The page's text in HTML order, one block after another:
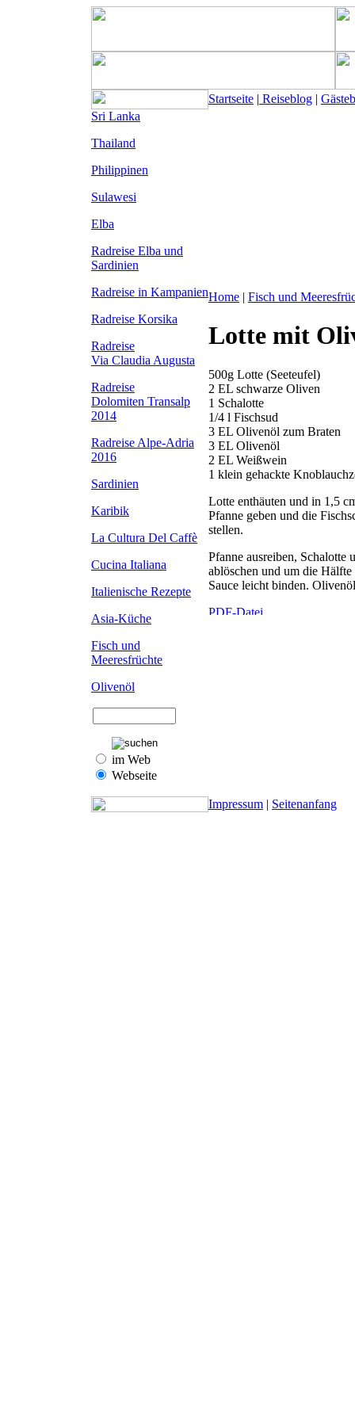
Startseite | Reiseblog |
Sri Lanka
Thailand
Philippinen
Sulawesi
Elba
Radreise Elba und
Sardinien
Radreise in Kampanien
Radreise Korsika
Radreise
Via Claudia Augusta
Radreise
Dolomiten Transalp
2014
Radreise Alpe-Adria
2016
Sardinien
Karibik
La Cultura Del Caffè
Cucina Italiana
Italienische Rezepte
Asia-Küche
Fisch und
Meeresfrüchte
Olivenöl
im Web
Webseite
Home | Fisch und
Lotte mit
500g Lotte (Seeteufel)
2 EL schwarze Oliven
1 Schalotte
1/4 l Fischsud
3 EL Olivenöl zum Braten
3 EL Olivenöl
2 EL Weißwein
1 klein gehackte
Lotte enthäuten und in 1,5
Pfanne geben und die
stellen.
Pfanne ausreiben,
ablöschen und um die
Sauce leicht binden.
Impressum | Seitenanfang